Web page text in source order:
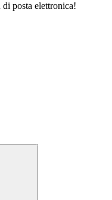
posta elettronica!